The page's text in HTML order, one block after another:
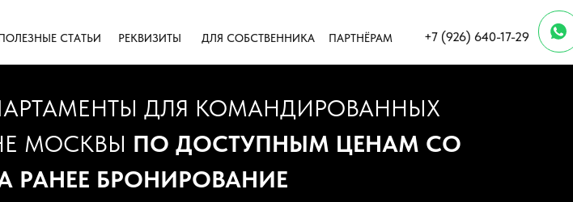
СТАТЬИ РЕКВИЗИТЫ ДЛЯ СОБСТВЕННИКА ПАРТНЁРАМ +7 (926) 640-17-29
ДЛЯ КОМАНДИРОВАННЫХ
МОСКВЫ ПО ДОСТУПНЫМ ЦЕНАМ СО
РАНЕЕ БРОНИРОВАНИЕ